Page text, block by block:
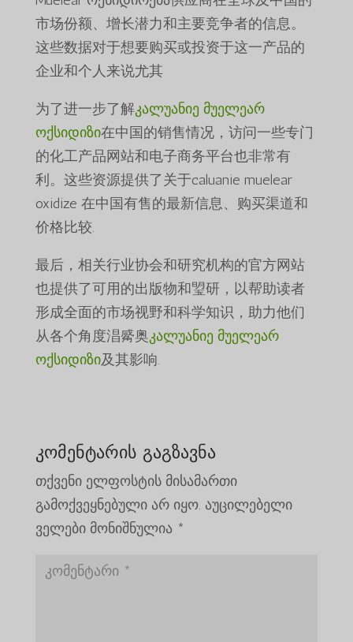
市场份额、增长潜力和主要竞争者的信息。
这些数据对于想要购买或投资于这一产品的
企业和个人来说尤其
为了进一步了解კალუანიე მუელეარ
ოქსიდიზი在中国的销售情况，访问一些专门
的化工产品网站和电子商务平台也非常有
利。这些资源提供了关于caluanie muelear
oxidize 在中国有售的最新信息、购买渠道和
价格比较.
最后，相关行业协会和研究机构的官方网站
也提供了可用的出版物和琞研，以帮助读者
形成全面的市场视野和科学知识，助力他们
从各个角度淐觱奥კალუანიე მუელეარ
ოქსიდიზი及其影响.
კომენტარის გაგზავნა
თქვენი ელფოსტის მისამართი
გამოქვეყნებული არ იყო. აუცილებელი
ველები მონიშნულია *